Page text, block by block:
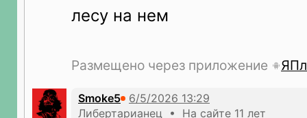
лесу на нем
Размещено через приложение
Smoke5
Либертарианец • На сайте 11 лет